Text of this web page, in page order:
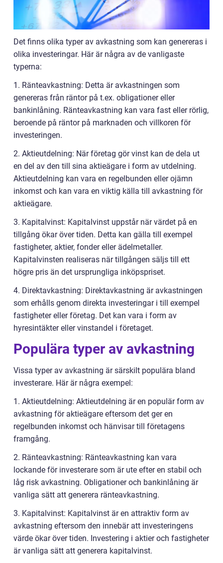
Det finns olika typer av avkastning som kan genereras i
olika investeringar. Här är några av de vanligaste
typerna:
1. Ränteavkastning: Detta är avkastningen som
genereras från räntor på t.ex. obligationer eller
bankinlåning. Ränteavkastning kan vara fast eller rörlig,
beroende på räntor på marknaden och villkoren för
investeringen.
2. Aktieutdelning: När företag gör vinst kan de dela ut
en del av den till sina aktieägare i form av utdelning.
Aktieutdelning kan vara en regelbunden eller ojämn
inkomst och kan vara en viktig källa till avkastning för
aktieägare.
3. Kapitalvinst: Kapitalvinst uppstår när värdet på en
tillgång ökar över tiden. Detta kan gälla till exempel
fastigheter, aktier, fonder eller ädelmetaller.
Kapitalvinsten realiseras när tillgången säljs till ett
högre pris än det ursprungliga inköpspriset.
4. Direktavkastning: Direktavkastning är avkastningen
som erhålls genom direkta investeringar i till exempel
fastigheter eller företag. Det kan vara i form av
hyresintäkter eller vinstandel i företaget.
Populära typer av avkastning
Vissa typer av avkastning är särskilt populära bland
investerare. Här är några exempel:
1. Aktieutdelning: Aktieutdelning är en populär form av
avkastning för aktieägare eftersom det ger en
regelbunden inkomst och hänvisar till företagens
framgång.
2. Ränteavkastning: Ränteavkastning kan vara
lockande för investerare som är ute efter en stabil och
låg risk avkastning. Obligationer och bankinlåning är
vanliga sätt att generera ränteavkastning.
3. Kapitalvinst: Kapitalvinst är en attraktiv form av
avkastning eftersom den innebär att investeringens
värde ökar över tiden. Investering i aktier och fastigheter
är vanliga sätt att generera kapitalvinst.